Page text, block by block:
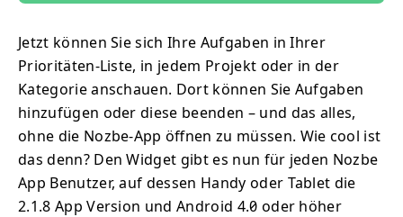
Jetzt können Sie sich Ihre Aufgaben in Ihrer
Prioritäten-Liste, in jedem Projekt oder in der
Kategorie anschauen. Dort können Sie Aufgaben
hinzufügen oder diese beenden – und das alles,
ohne die Nozbe-App öffnen zu müssen. Wie cool ist
das denn? Den Widget gibt es nun für jeden Nozbe
App Benutzer, auf dessen Handy oder Tablet die
2.1.8 App Version und Android 4.0 oder höher